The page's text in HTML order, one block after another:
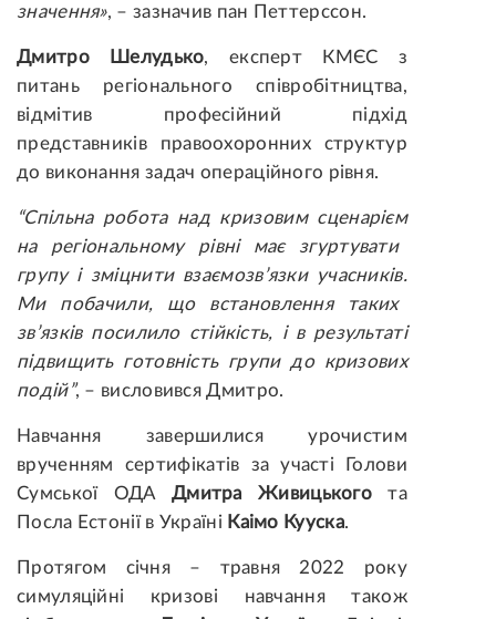
значення», – зазначив пан Петтерссон.
Дмитро Шелудько, експерт КМЄС з
питань регіонального співробітництва,
відмітив професійний підхід
представників правоохоронних структур
до виконання задач операційного рівня.
“Спільна робота над кризовим сценарієм
на регіональному рівнімає згуртувати
групуі зміцнити взаємозв’язки учасників.
Ми побачили, що встановлення таких
зв’язків посилило стійкість, і в результаті
підвищить готовність групи до кризових
подій”, – висловився Дмитро.
Навчання завершилися урочистим
врученням сертифікатів за участі Голови
Сумської ОДА Дмитра Живицького та
Посла Естонії в Україні Каімо Кууска.
Протягом січня – травня 2022 року
симуляційні кризові навчання також